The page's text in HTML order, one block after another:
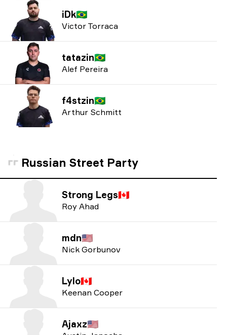
iDk🇧🇷
Victor Torraca
tatazin🇧🇷
Alef Pereira
f4stzin🇧🇷
Arthur Schmitt
Russian Street Party
Strong Legs🇨🇦
Roy Ahad
mdn🇺🇸
Nick Gorbunov
Lylo🇨🇦
Keenan Cooper
Ajaxz🇺🇸